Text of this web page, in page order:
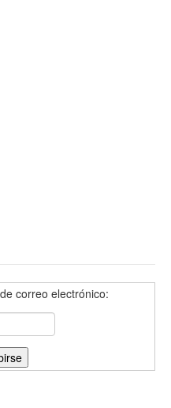
correo electrónico: